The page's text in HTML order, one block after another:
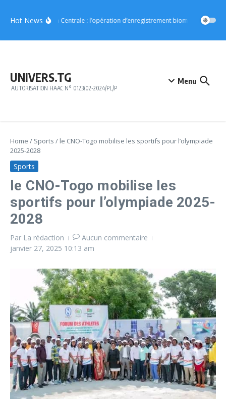
Hot NewsRégion Centrale : l’opération d’enregistrement biométrique
UNIVERS.TG
AUTORISATION HAAC N° 0123/02-2024/PL/P
Menu
Home / Sports / le CNO-Togo mobilise les sportifs pour l’olympiade
2025-2028
Sports
le CNO-Togo mobilise les
sportifs pour l’olympiade 2025-
2028
Par La rédaction
Aucun commentaire
janvier 27, 2025 10:13 am